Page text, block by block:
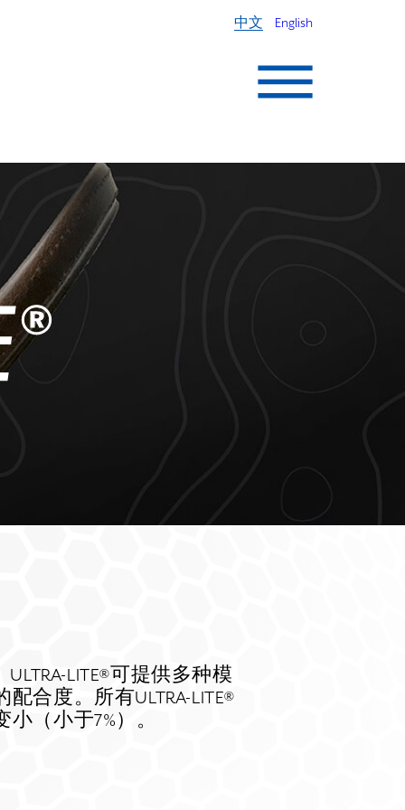
中文 English
LITE®可提供多种模
合度。所有ULTRA-LITE®
（小于7%）。